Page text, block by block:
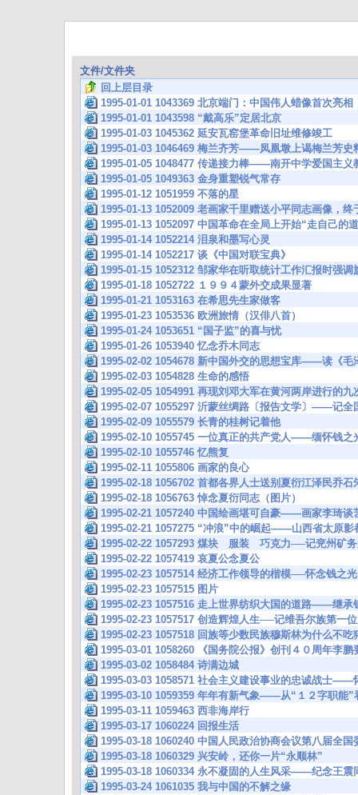
文件/文件夹
回上层目录
1995-01-01 1043369 北京端门：中国伟人蜡像首次亮相
1995-01-01 1043598 “戴高乐”定居北京
1995-01-03 1045362 延安瓦窑堡革命旧址维修竣工
1995-01-03 1046469 梅兰齐芳——凤凰墩上谒梅兰芳史
1995-01-05 1048477 传递接力棒——南开中学爱国主义
1995-01-05 1049363 金身重塑锐气常存
1995-01-12 1051959 不落的星
1995-01-13 1052009 老画家千里赠送小平同志画像，
1995-01-13 1052097 中国革命在全局上开始“走自己
1995-01-14 1052214 泪泉和墨写心灵
1995-01-14 1052217 谈《中国对联宝典》
1995-01-15 1052312 邹家华在听取统计工作汇报时强
1995-01-18 1052722 １９９４蒙外交成果显著
1995-01-21 1053163 在希思先生家做客
1995-01-23 1053536 欧洲旅情（汉俳八首）
1995-01-24 1053651 “国子监”的喜与忧
1995-01-26 1053940 忆念乔木同志
1995-02-02 1054678 新中国外交的思想宝库——读《毛
1995-02-03 1054828 生命的感悟
1995-02-05 1054991 再现刘邓大军在黄河两岸进行的
1995-02-07 1055297 沂蒙丝绸路〔报告文学〕——记全
1995-02-09 1055579 长青的桂树记着他
1995-02-10 1055745 一位真正的共产党人——缅怀钱之
1995-02-10 1055746 忆熊复
1995-02-11 1055806 画家的良心
1995-02-18 1056702 首都各界人士送别夏衍江泽民乔
1995-02-18 1056763 悼念夏衍同志（图片）
1995-02-21 1057240 中国绘画堪可自豪——画家李琦谈
1995-02-21 1057275 “冲浪”中的崛起——山西省太原影
1995-02-22 1057293 煤块 服装 巧克力──记兖州矿务
1995-02-22 1057419 哀夏公念夏公
1995-02-23 1057514 经济工作领导的楷模──怀念钱之
1995-02-23 1057515 图片
1995-02-23 1057516 走上世界纺织大国的道路——继承
1995-02-23 1057517 创造辉煌人生──记维吾尔族第一
1995-02-23 1057518 回族等少数民族穆斯林为什么不吃
1995-03-01 1058260 《国务院公报》创刊４０周年李
1995-03-02 1058484 诗满边城
1995-03-03 1058571 社会主义建设事业的忠诚战士——
1995-03-10 1059359 年年有新气象——从“１２字职能”
1995-03-11 1059463 西非海岸行
1995-03-17 1060224 回报生活
1995-03-18 1060240 中国人民政治协商会议第八届全
1995-03-18 1060329 兴安岭，还你一片“永顺林”
1995-03-18 1060334 永不凝固的人生风采——纪念王震
1995-03-24 1061035 我与中国的不解之缘